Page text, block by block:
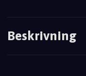
Beskrivning